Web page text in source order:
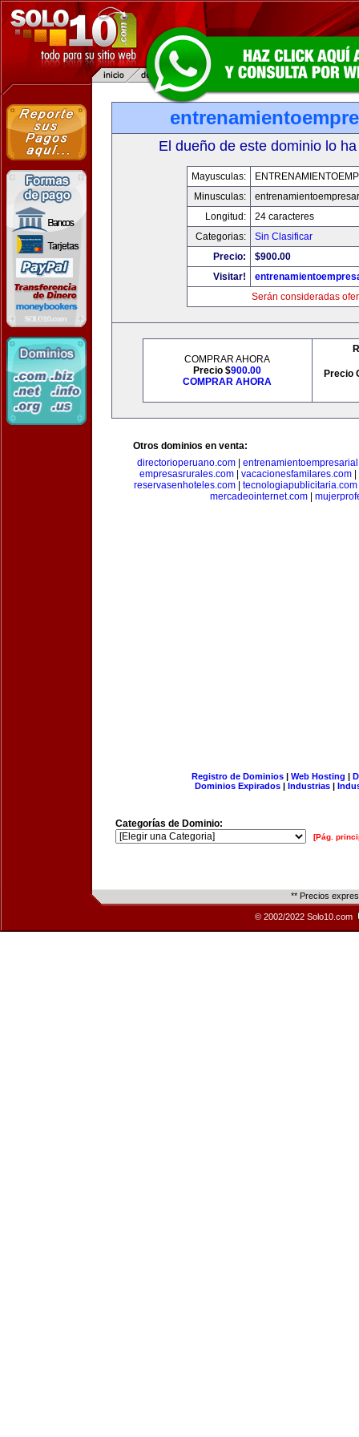
El dueño de este dominio lo
Mayusculas:
Minusculas:
Longitud:
24 caracteres
Categorias:
Sin Clasificar
Precio:
$900.00
Visitar!
Serán consideradas
COMPRAR AHORA
Precio $900.00
COMPRAR AHORA
Precio
Otros dominios en venta:
directorioperuano.com|
empresasrurales.com| vacacionesfamilares.com|
reservasenhoteles.com
tecnologiapublicitaria.com
mercadeointernet.com|
Registro de Dominios| Web Hosting |
Dominios Expirados | Industrias |
Categorías de Dominio:
[Pág.
** Precios
© 2002/2022 Solo10.com